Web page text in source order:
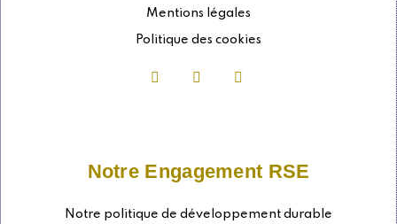
Mentions légales
Politique des cookies
Notre Engagement RSE
Notre politique de développement durable